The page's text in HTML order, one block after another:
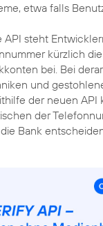
etwa falls
API steht
kürzlich
bei. Bei
und
der neuen
der
Bank